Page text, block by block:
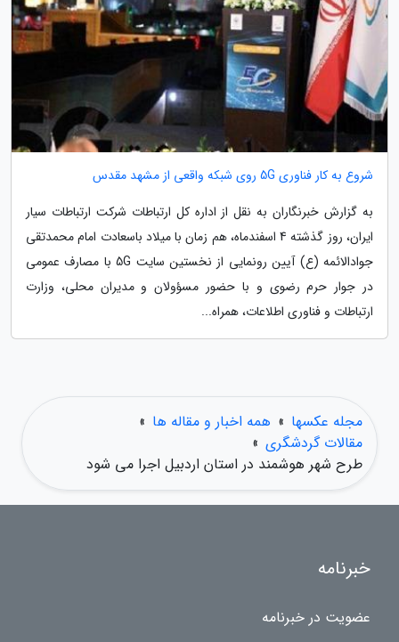
شروع به کار فناوری 5G روی شبکه واقعی از مشهد مقدس
به گزارش خبرنگاران به نقل از اداره کل ارتباطات شرکت ارتباطات سیار
ایران، روز گذشته 4 اسفندماه، هم زمان با میلاد باسعادت امام محمدتقی
جوادالائمه (ع) آیین رونمایی از نخستین سایت 5G با مصارف عمومی
در جوار حرم رضوی و با حضور مسؤولان و مدیران محلی، وزارت
ارتباطات و فناوری اطلاعات، همراه...
مجله عکسها » همه اخبار و مقاله ها »
مقالات گردشگری »
طرح شهر هوشمند در استان اردبیل اجرا می شود
خبرنامه
عضویت در خبرنامه